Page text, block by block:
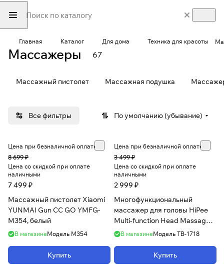
Главная Каталог Для дома Техника для красоты
Массажеры 67
Массажный пистолет Массажная подушка
Все фильтры По умолчанию (убывание)
Цена при безналичной оплате
8 699 ₽
Цена со скидкой при оплате
наличными
7 499 ₽
Массажный пистолет Xiaomi
YUNMAI Gun CC GO YMFG-
M354, белый
В магазинеМодель M354
Купить
Цена при безналичной оплате
3 499 ₽
Цена со скидкой при оплате
наличными
2 999 ₽
Многофункциональный
массажер для головы HiPee
Multi-function Head Massager
TB-1718
В магазинеМодель TB-1718
Купить